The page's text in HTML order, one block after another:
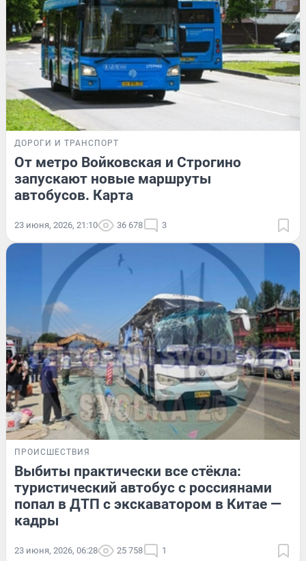
ДОРОГИ И ТРАНСПОРТ
От метро Войковская и Строгино
запускают новые маршруты
автобусов. Карта
23 июня, 2026, 21:10 36 678 3
ПРОИСШЕСТВИЯ
Выбиты практически все стёкла:
туристический автобус с россиянами
попал в ДТП с экскаватором в Китае —
кадры
23 июня, 2026, 06:28 25 758 1